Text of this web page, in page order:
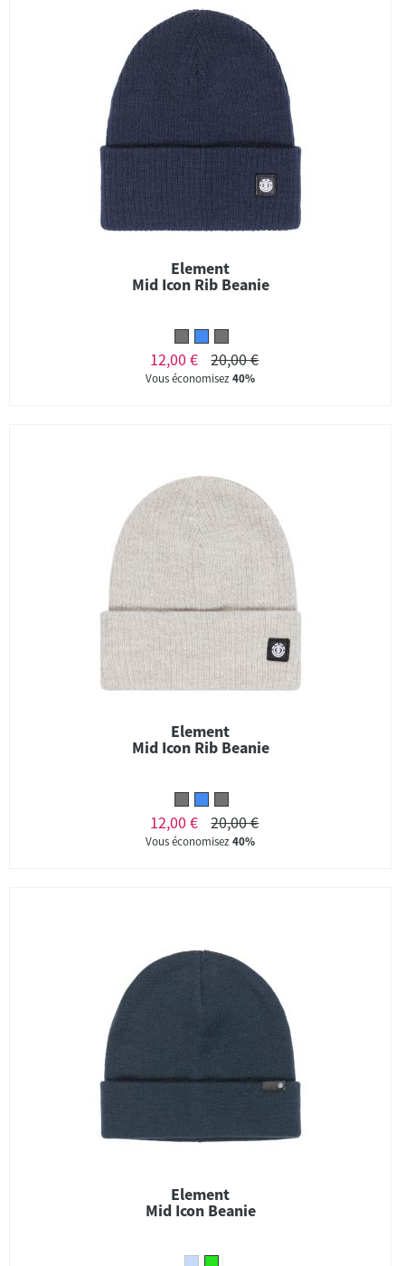
Element
Mid Icon Rib Beanie
12,00 € 20,00 €
Vous économisez40%
Element
Mid Icon Rib Beanie
12,00 € 20,00 €
Vous économisez40%
Element
Mid Icon Beanie